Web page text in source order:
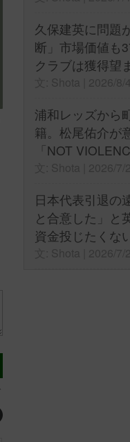
久保建英に問題
断」市場価値も
クラブは獲得望
浦和レッズから
籍。松尾佑介が
「NOT
日本代表引退の
と合意した」と
資金投じたくない